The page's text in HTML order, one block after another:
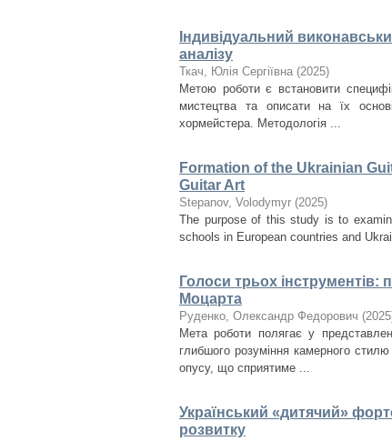
Індивідуальний
аналізу
Ткач, Юлія Сергіївна (2025)
Метою роботи є встановити
мистецтва та описати на їх
хормейстера. Методологія ...
Formation of the Ukrainian
Guitar Art
Stepanov, Volodymyr (2025)
The purpose of this study is to
schools in European countries and
Голоси трьох інструментів:
Моцарта
Руденко, Олександр Федорович (2025
Мета роботи полягає у
глибшого розуміння камерного
опусу, що сприятиме ...
Український «дитячий»
розвитку